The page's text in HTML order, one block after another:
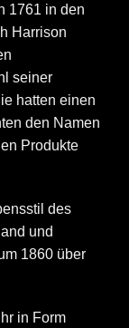
1761 in den
Harrison
seiner
hatten einen
den Namen
Produkte
des
und
1860 über
in Form